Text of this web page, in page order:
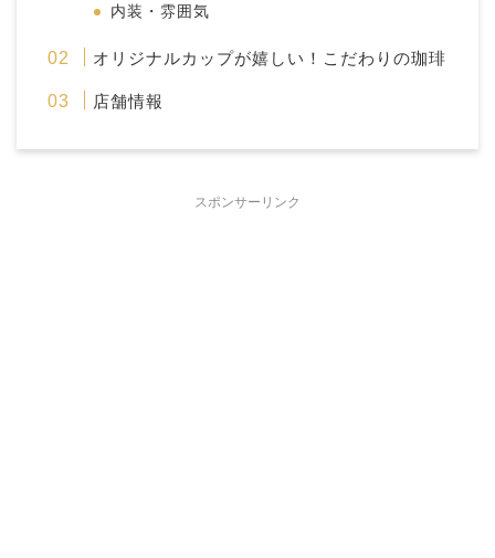
内装・雰囲気
オリジナルカップが嬉しい！こだわりの珈琲
店舗情報
スポンサーリンク